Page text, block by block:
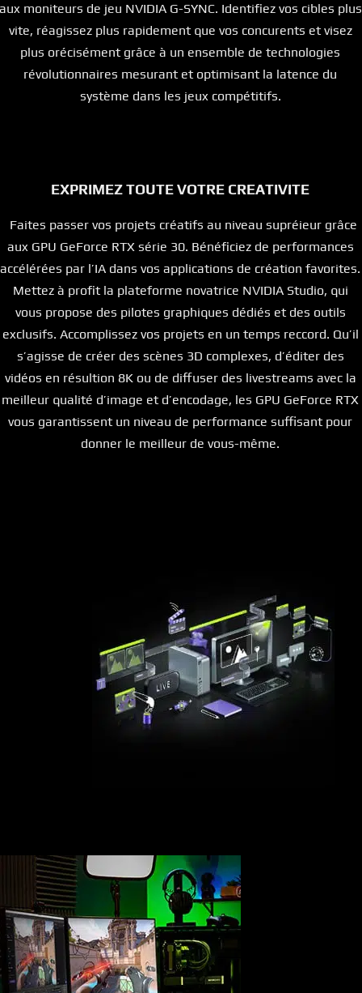
moniteurs de jeu NVIDIA G-SYNC. Identifiez vos cibles plus
vite, réagissez plus rapidement que vos concurents et visez
plus orécisément grâce à un ensemble de technologies
révolutionnaires mesurant et optimisant la latence du
système dans les jeux compétitifs.
EXPRIMEZ TOUTE VOTRE CREATIVITE
Faites passer vos projets créatifs au niveau supréieur grâce
aux GPU GeForce RTX série 30. Bénéficiez de performances
accélérées par l’IA dans vos applications de création favorites.
Mettez à profit la plateforme novatrice NVIDIA Studio, qui
vous propose des pilotes graphiques dédiés et des outils
exclusifs. Accomplissez vos projets en un temps reccord. Qu’il
s’agisse de créer des scènes 3D complexes, d’éditer des
vidéos en résultion 8K ou de diffuser des livestreams avec la
meilleur qualité d’image et d’encodage, les GPU GeForce RTX
vous garantissent un niveau de performance suffisant pour
donner le meilleur de vous-même.